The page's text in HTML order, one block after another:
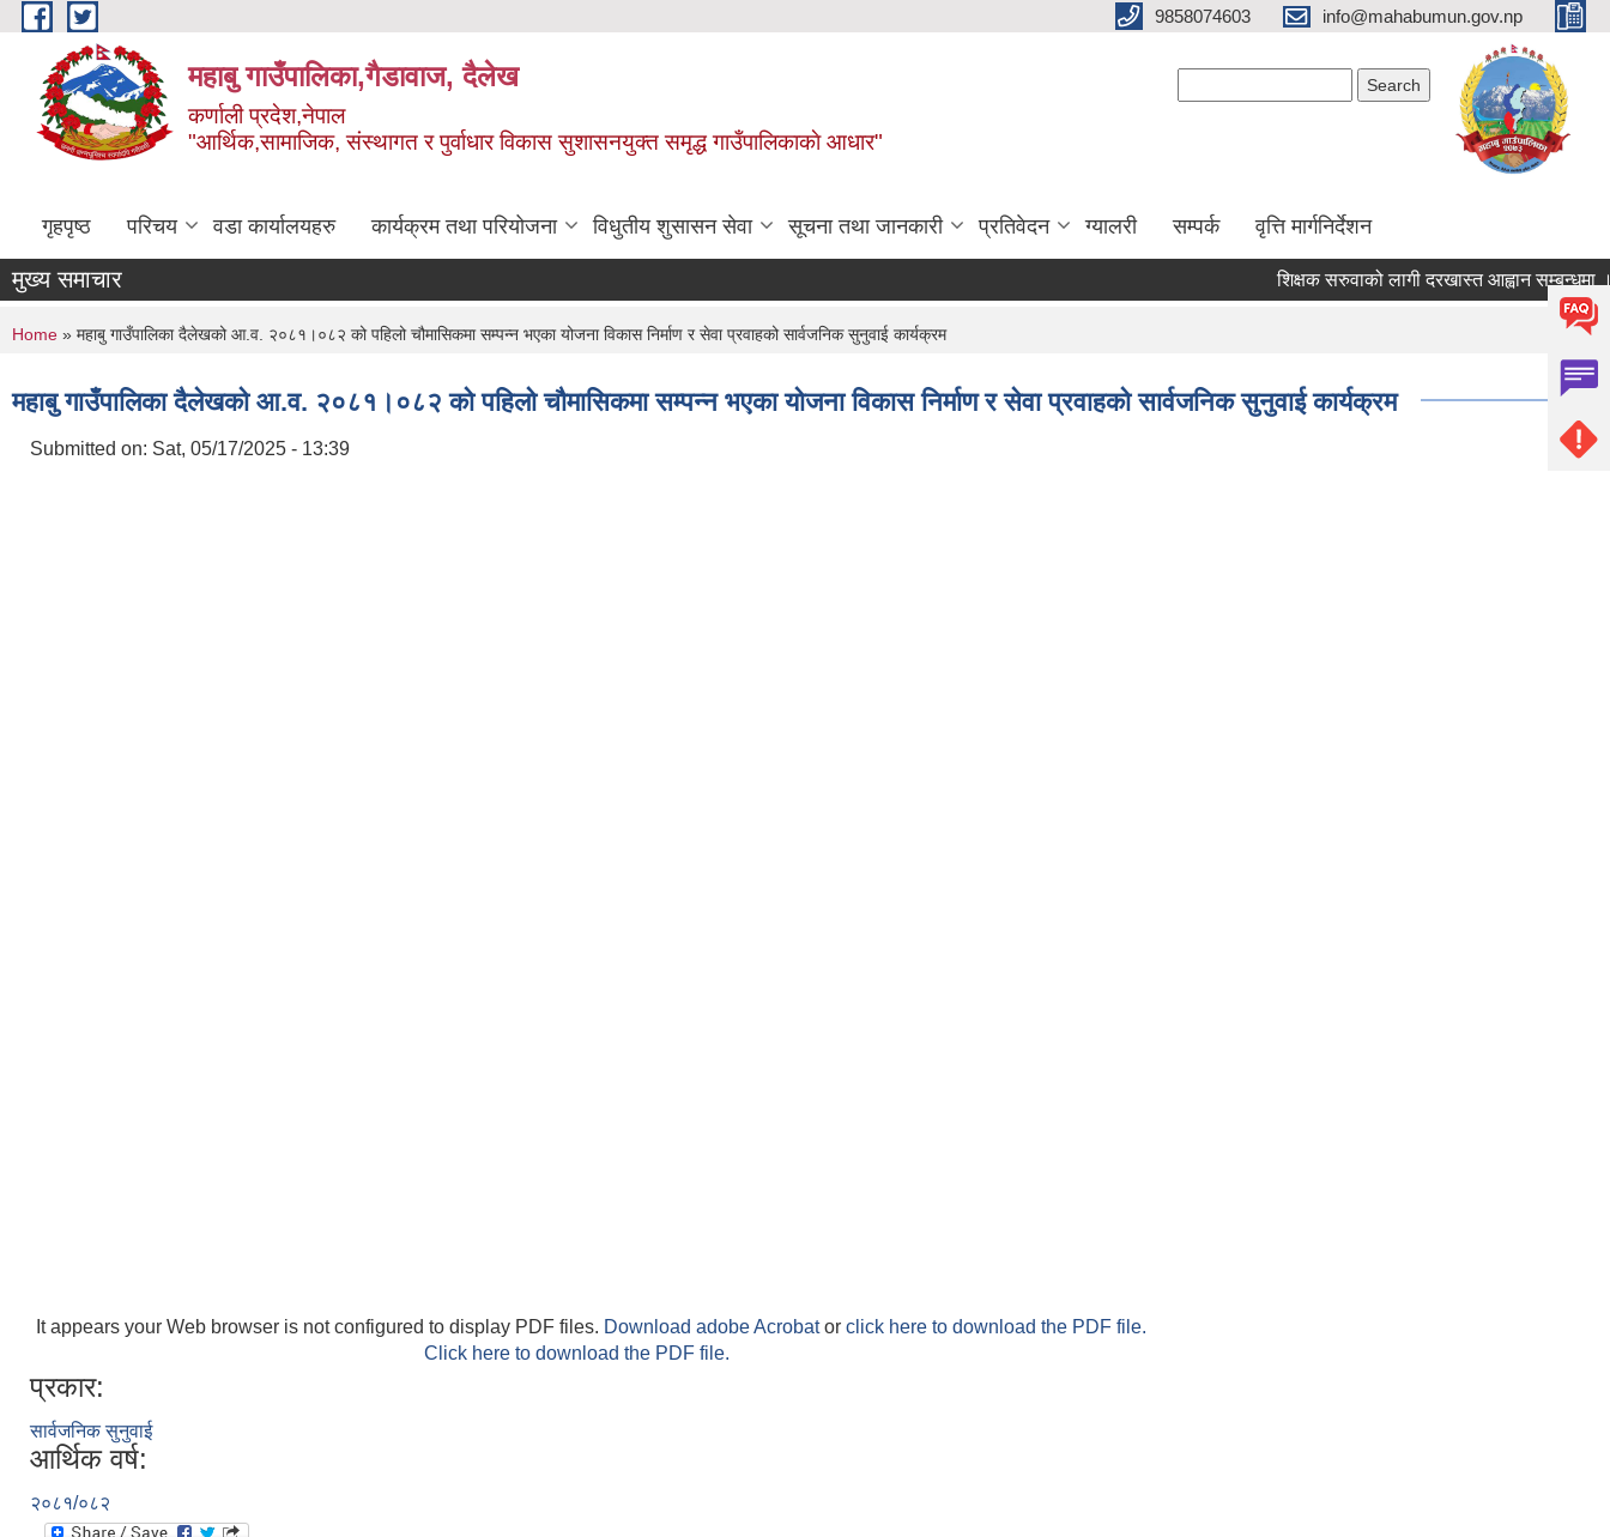
Skip to main content 9858074603 info@mahabumun.gov.np
महाबु गाउँपालिका,गैडावाज, दैलेख
कर्णाली प्रदेश,नेपाल
"आर्थिक,सामाजिक, संस्थागत र पुर्वाधार विकास सुशासनयुक्त समृद्ध गाउँपालिकाकाे आधार"
गृहपृष्ठ परिचय वडा कार्यालयहरु कार्यक्रम तथा परियोजना विधुतीय शुसासन सेवा सूचना तथा जानकारी प्रतिवेदन ग्यालरी सम्पर्क वृत्ति मार्गनिर्देशन
मुख्य समाचार शिक्षक सरुवाको लागी दरखास्त आह्वान सम्बन्धमा ।।
You are here
Home » महाबु गाउँपालिका दैलेखको आ.व. २०८१।०८२ को पहिलो चौमासिकमा सम्पन्न भएका योजना विकास निर्माण र सेवा प्रवाहको सार्वजनिक सुनुवाई कार्यक्रम
महाबु गाउँपालिका दैलेखको आ.व. २०८१।०८२ को पहिलो चौमासिकमा सम्पन्न भएका योजना विकास निर्माण र सेवा प्रवाहको सार्वजनिक सुनुवाई कार्यक्रम
Submitted on: Sat, 05/17/2025 - 13:39
It appears your Web browser is not configured to display PDF files. Download adobe Acrobator click here to download the PDF file.
Click here to download the PDF file.
प्रकार:
सार्वजनिक सुनुवाई
आर्थिक वर्ष:
२०८१/०८२